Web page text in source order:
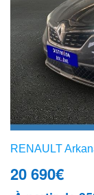
RENAULT
20 690€